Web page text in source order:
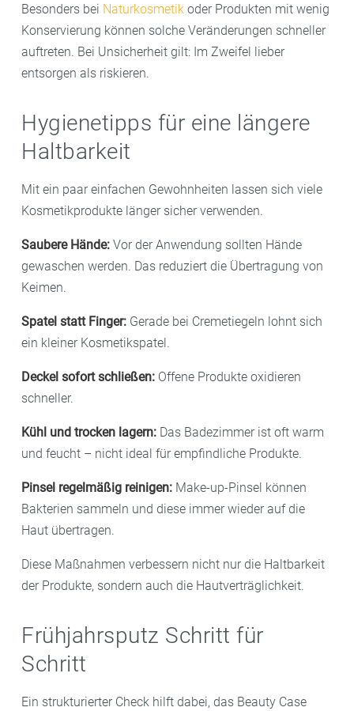
Besonders bei Naturkosmetik oder Produkten mit wenig
Konservierung können solche Veränderungen schneller
auftreten. Bei Unsicherheit gilt: Im Zweifel lieber
entsorgen als riskieren.
Hygienetipps für eine längere
Haltbarkeit
Mit ein paar einfachen Gewohnheiten lassen sich viele
Kosmetikprodukte länger sicher verwenden.
Saubere Hände: Vor der Anwendung sollten Hände
gewaschen werden. Das reduziert die Übertragung von
Keimen.
Spatel statt Finger: Gerade bei Cremetiegeln lohnt sich
ein kleiner Kosmetikspatel.
Deckel sofort schließen: Offene Produkte oxidieren
schneller.
Kühl und trocken lagern: Das Badezimmer ist oft warm
und feucht – nicht ideal für empfindliche Produkte.
Pinsel regelmäßig reinigen: Make-up-Pinsel können
Bakterien sammeln und diese immer wieder auf die
Haut übertragen.
Diese Maßnahmen verbessern nicht nur die Haltbarkeit
der Produkte, sondern auch die Hautverträglichkeit.
Frühjahrsputz Schritt für
Schritt
Ein strukturierter Check hilft dabei, das Beauty Case